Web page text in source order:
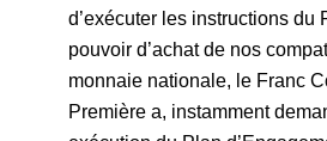
d’exécuter les instructions
pouvoir d’achat de nos
monnaie nationale, le Franc
Première a, instamment